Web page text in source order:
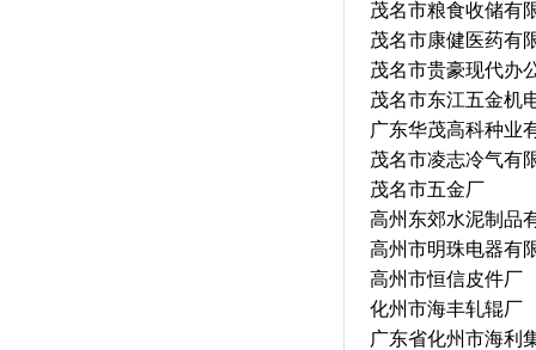
茂名市粮食收储有
茂名市康健医药有
茂名市贵豪现代办
茂名市东江五金机
广东华茂高科种业
茂名市凌志冷气有
茂名市五金厂
高州东郊水泥制品
高州市明珠电器有
高州市恒信皮件厂
化州市海丰轧辊厂
广东省化州市海利